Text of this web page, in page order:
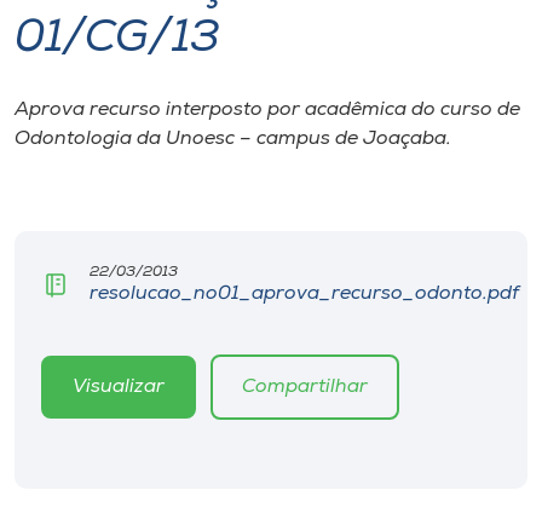
I.nova
Diplomados
CPA
Editora
01/CG/13
Aprova recurso interposto por acadêmica do curso de
Odontologia da Unoesc – campus de Joaçaba.
22/03/2013
resolucao_no01_aprova_recurso_odonto.pdf
Visualizar Compartilhar